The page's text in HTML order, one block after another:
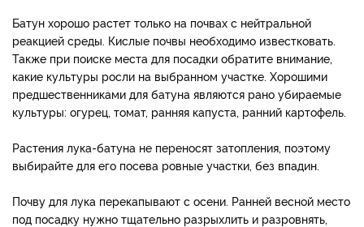
Батун хорошо растет только на почвах с нейтральной
реакцией среды. Кислые почвы необходимо известковать.
Также при поиске места для посадки обратите внимание,
какие культуры росли на выбранном участке. Хорошими
предшественниками для батуна являются рано убираемые
культуры: огурец, томат, ранняя капуста, ранний картофель.
Растения лука-батуна не переносят затопления, поэтому
выбирайте для его посева ровные участки, без впадин.
Почву для лука перекапывают с осени. Ранней весной место
под посадку нужно тщательно разрыхлить и разровнять,